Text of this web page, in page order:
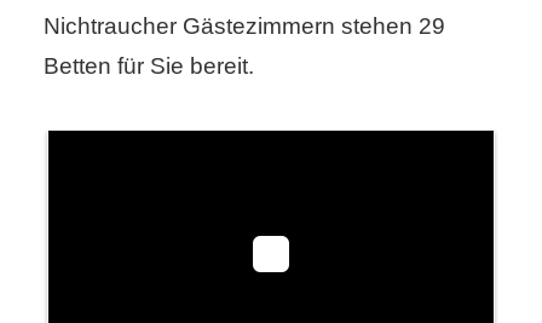
Nichtraucher Gästezimmern stehen 29
Betten für Sie bereit.